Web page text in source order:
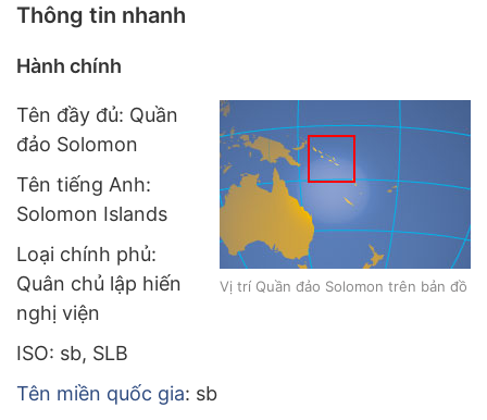
Thông tin nhanh
Hành chính
Vị trí Quần đảo Solomon trên bản đồ
Tên đầy đủ: Quần
đảo Solomon
Tên tiếng Anh:
Solomon Islands
Loại chính phủ:
Quân chủ lập hiến
nghị viện
ISO: sb, SLB
Tên miền quốc gia: sb